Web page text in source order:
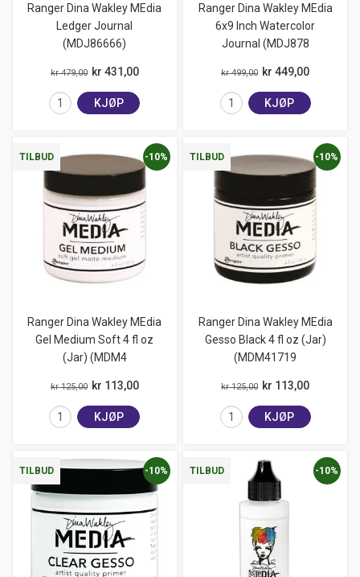
Ranger Dina Wakley MEdia
Ledger Journal
(MDJ86666)
kr 479,00 kr 431,00
KJØP
Ranger Dina Wakley MEdia
6x9 Inch Watercolor
Journal (MDJ878
kr 499,00 kr 449,00
KJØP
TILBUD
Ranger Dina Wakley MEdia
Gel Medium Soft 4 fl oz
(Jar) (MDM4
-10%
kr 125,00 kr 113,00
KJØP
TILBUD
Ranger Dina Wakley MEdia
Gesso Black 4 fl oz (Jar)
(MDM41719
-10%
kr 125,00 kr 113,00
KJØP
TILBUD -10% TILBUD -10%